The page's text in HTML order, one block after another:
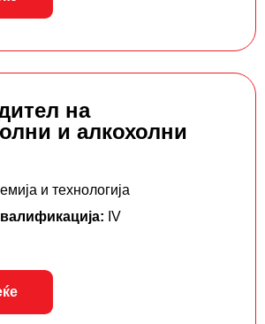
на
и алкохолни
и технологија
IV